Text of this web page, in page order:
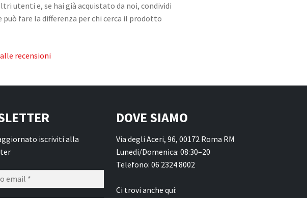
utenti e, se hai già acquistato da noi, condividi
può fare la differenza per chi cerca il prodotto
recensioni
iscriviti alla
DOVE SIAMO
Via degli Aceri, 96, 00172 Roma RM
Lunedi/Domenica: 08:30–20
Telefono: 06 2324 8002
Ci trovi anche qui: